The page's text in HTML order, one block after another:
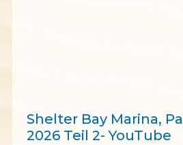
Shelter Bay Marina,
2026 Teil 2- YouTube